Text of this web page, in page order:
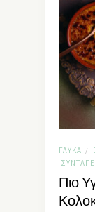
ΓΛΥΚΆ /
Πιο